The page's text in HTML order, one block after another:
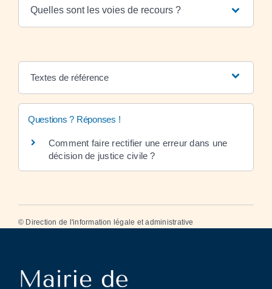
Quelles sont les voies de recours ?
Textes de référence
Questions ? Réponses !
Comment faire rectifier une erreur dans une
décision de justice civile ?
© Direction de l'information légale et administrative